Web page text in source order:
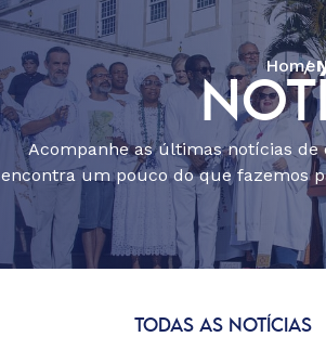
Home
Acompanhe as últimas notícias de
encontra um pouco do que fazemos
TODAS AS NOTÍCIAS